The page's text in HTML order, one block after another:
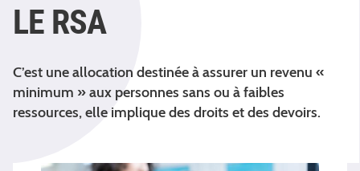
LE RSA
C’est une allocation destinée à assurer un revenu «
minimum » aux personnes sans ou à faibles
ressources, elle implique des droits et des devoirs.